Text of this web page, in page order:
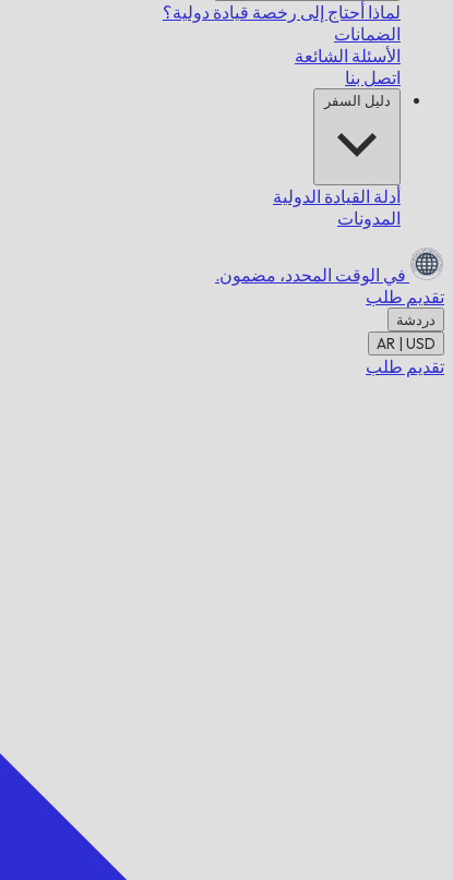
لماذا أحتاج إلى رخصة قيادة دولية؟
الضمانات
الأسئلة الشائعة
اتصل بنا
دليل السفر
أدلة القيادة الدولية
المدونات
في الوقت المحدد، مضمون.
تقديم طلب
دردشة
AR | USD
تقديم طلب